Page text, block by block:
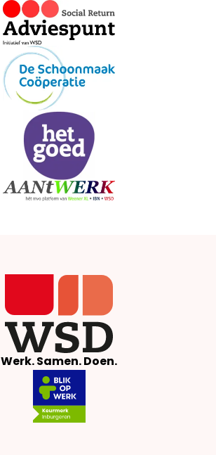
Werk. Samen. Doen.